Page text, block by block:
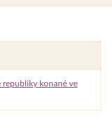
republiky konané ve